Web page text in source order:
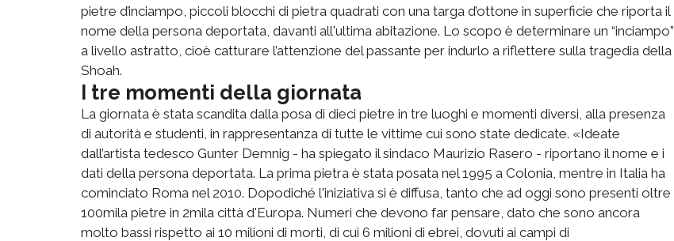
pietre d’inciampo, piccoli blocchi di pietra quadrati con una targa d’ottone in superficie che riporta il
nome della persona deportata, davanti all'ultima abitazione. Lo scopo è determinare un “inciampo”
a livello astratto, cioè catturare l’attenzione del passante per indurlo a riflettere sulla tragedia della
Shoah.
I tre momenti della giornata
La giornata è stata scandita dalla posa di dieci pietre in tre luoghi e momenti diversi, alla presenza
di autorità e studenti, in rappresentanza di tutte le vittime cui sono state dedicate. «Ideate
dall’artista tedesco Gunter Demnig - ha spiegato il sindaco Maurizio Rasero - riportano il nome e i
dati della persona deportata. La prima pietra è stata posata nel 1995 a Colonia, mentre in Italia ha
cominciato Roma nel 2010. Dopodiché l'iniziativa si è diffusa, tanto che ad oggi sono presenti oltre
100mila pietre in 2mila città d'Europa. Numeri che devono far pensare, dato che sono ancora
molto bassi rispetto ai 10 milioni di morti, di cui 6 milioni di ebrei, dovuti ai campi di